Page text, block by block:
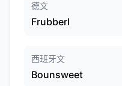
德文
Frubberl
西班牙文
Bounsweet